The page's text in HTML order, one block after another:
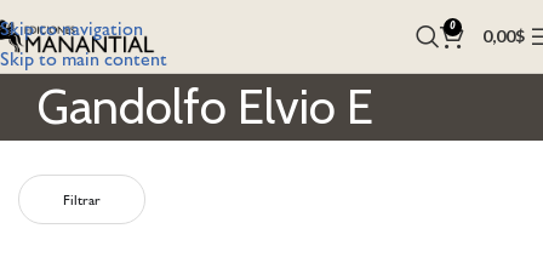
Skip to navigation
Skip to main content
0 0,00$
Gandolfo Elvio E
Filtrar